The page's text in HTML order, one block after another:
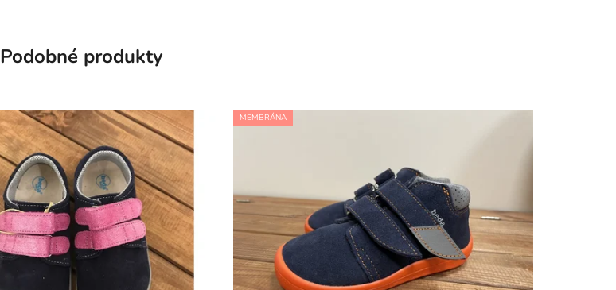
Podobné produkty
MEMBRÁNA